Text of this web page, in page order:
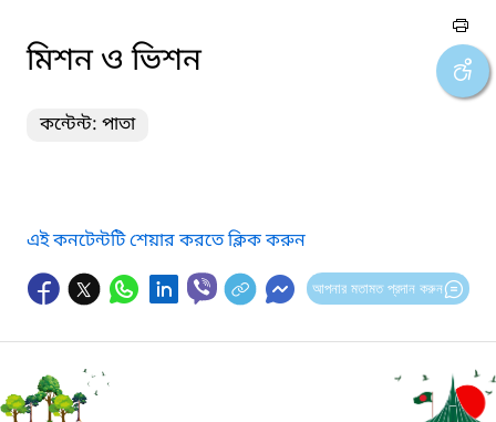
মিশন ও ভিশন
কন্টেন্ট: পাতা
এই কনটেন্টটি শেয়ার করতে ক্লিক করুন
আপনার মতামত প্রদান করুন